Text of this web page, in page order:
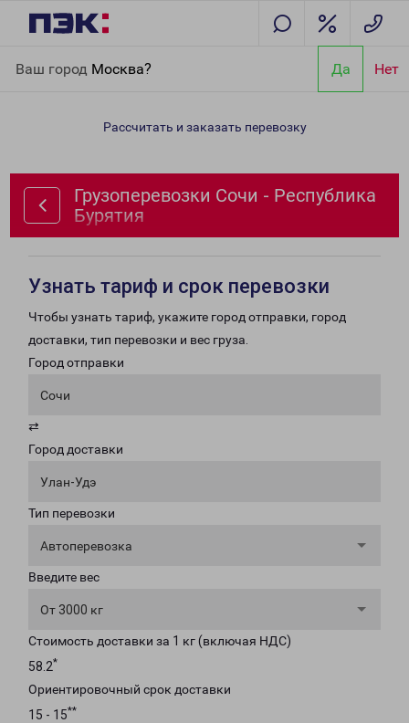
Ваш город Москва? Да Нет
Бурятия
Рассчитать и заказать перевозку
Грузоперевозки Сочи - Республика
Бурятия
Узнать тариф и срок перевозки
Чтобы узнать тариф, укажите город отправки, город
доставки, тип перевозки и вес груза.
Город отправки
Сочи
⇄
Город доставки
Улан-Удэ
Тип перевозки
Автоперевозка
Введите вес
От 3000 кг
Стоимость доставки за 1 кг (включая НДС)
58.2*
Ориентировочный срок доставки
15 - 15**